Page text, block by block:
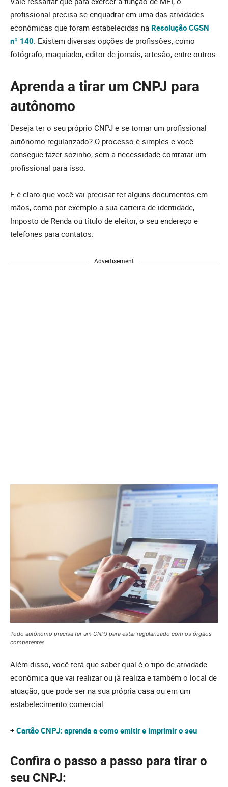
profissional precisa se enquadrar em uma das atividades
econômicas que foram estabelecidas na Resolução CGSN
nº 140. Existem diversas opções de profissões, como
fotógrafo, maquiador, editor de jornais, artesão, entre outros.
Aprenda a tirar um CNPJ para
autônomo
Deseja ter o seu próprio CNPJ e se tornar um profissional
autônomo regularizado? O processo é simples e você
consegue fazer sozinho, sem a necessidade contratar um
profissional para isso.
E é claro que você vai precisar ter alguns documentos em
mãos, como por exemplo a sua carteira de identidade,
Imposto de Renda ou título de eleitor, o seu endereço e
telefones para contatos.
Advertisement
Todo autônomo precisa ter um CNPJ para estar regularizado com os órgãos
competentes
Além disso, você terá que saber qual é o tipo de atividade
econômica que vai realizar ou já realiza e também o local de
atuação, que pode ser na sua própria casa ou em um
estabelecimento comercial.
+ Cartão CNPJ: aprenda a como emitir e imprimir o seu
Confira o passo a passo para tirar o
seu CNPJ: